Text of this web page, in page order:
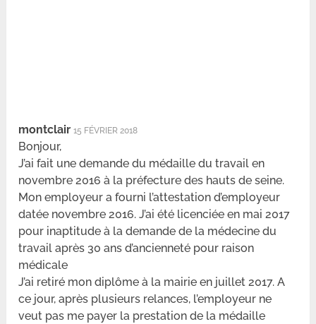
montclair 15 FÉVRIER 2018
Bonjour,
J’ai fait une demande du médaille du travail en
novembre 2016 à la préfecture des hauts de seine.
Mon employeur a fourni l’attestation d’employeur
datée novembre 2016. J’ai été licenciée en mai 2017
pour inaptitude à la demande de la médecine du
travail après 30 ans d’ancienneté pour raison
médicale
J’ai retiré mon diplôme à la mairie en juillet 2017. A
ce jour, après plusieurs relances, l’employeur ne
veut pas me payer la prestation de la médaille